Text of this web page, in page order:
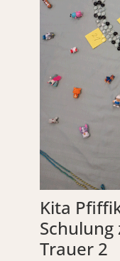
Kita
Schulung
Trauer 2